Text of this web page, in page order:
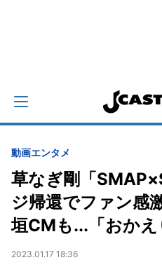
動画エンタメ
草なぎ剛「
ジ帰還でファン感
垣CMも...「おかえ
2023.01.17 18:36